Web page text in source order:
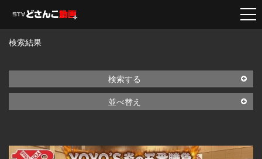
検索結果
検索する
並べ替え